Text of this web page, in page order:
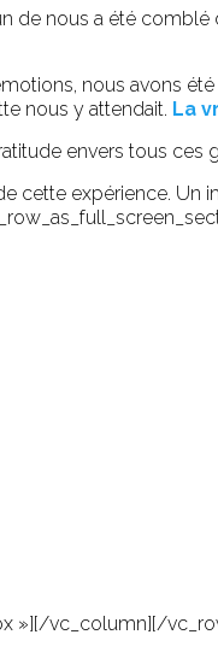
de nous a été
nous avons été
nous y attendait. La
envers tous ces
cette expérience. Un
»][/vc_column][/